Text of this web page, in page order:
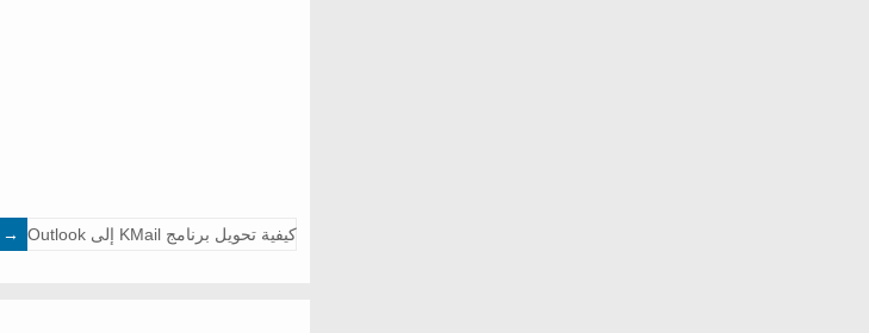
كيفية تحويل برنامج KMail إلى Outlook